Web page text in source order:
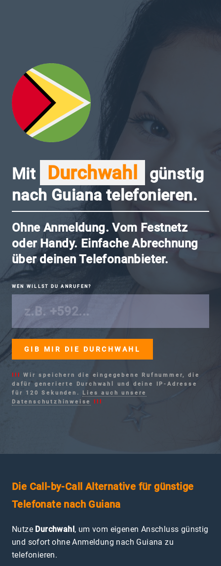
Mit Durchwahl
günstig
nach Guiana telefonieren.
Ohne Anmeldung. Vom Festnetz
oder Handy. Einfache Abrechnung
über deinen Telefonanbieter.
WEN WILLST DU ANRUFEN?
!!!
Wir speichern die eingegebene Rufnummer, die
dafür generierte Durchwahl und deine IP-Adresse
für 120 Sekunden. Lies auch unsere
Datenschutzhinweise
!!!
Die Call-by-Call Alternative für günstige
Telefonate nach Guiana
Nutze Durchwahl, um vom eigenen Anschluss günstig
und sofort ohne Anmeldung nach Guiana zu
telefonieren.